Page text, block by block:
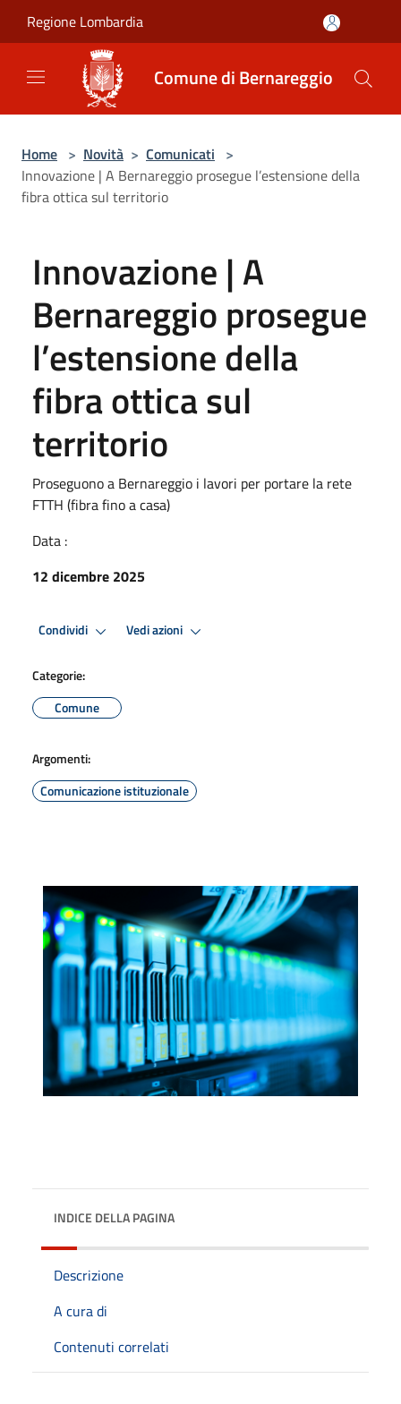
Regione Lombardia
Comune di Bernareggio
Home > Novità > Comunicati >
Innovazione | A Bernareggio prosegue l’estensione della
fibra ottica sul territorio
Innovazione | A
Bernareggio prosegue
l’estensione della
fibra ottica sul
territorio
Proseguono a Bernareggio i lavori per portare la rete
FTTH (fibra fino a casa)
Data :
12 dicembre 2025
Condividi Vedi azioni
Categorie:
Comune
Argomenti:
Comunicazione istituzionale
INDICE DELLA PAGINA
Descrizione
A cura di
Contenuti correlati